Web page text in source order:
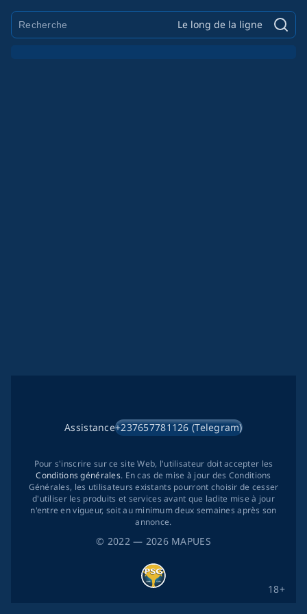
Le long de la ligne
© 2022— 2026 MAPUES
Assistance+237657781126 (Telegram)
18+
Pour s'inscrire sur ce site Web, l'utilisateur doit accepter les
Conditions générales. En cas de mise à jour des Conditions
Générales, les utilisateurs existants pourront choisir de cesser
d'utiliser les produits et services avant que ladite mise à jour
n'entre en vigueur, soit au minimum deux semaines après son
annonce.